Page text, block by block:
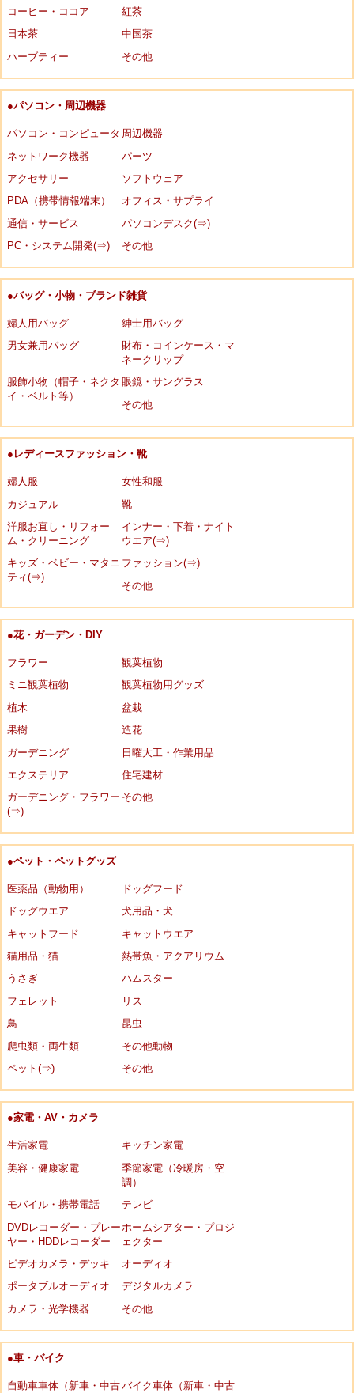
コーヒー・ココア
紅茶
日本茶
中国茶
ハーブティー
その他
●パソコン・周辺機器
パソコン・コンピュータ 周辺機器
ネットワーク機器
パーツ
アクセサリー
ソフトウェア
PDA（携帯情報端末）
オフィス・サプライ
通信・サービス
パソコンデスク(⇒)
PC・システム開発(⇒)
その他
●バッグ・小物・ブランド雑貨
婦人用バッグ
紳士用バッグ
男女兼用バッグ
財布・コインケース・マ
ネークリップ
服飾小物（帽子・ネクタ
イ・ベルト等）
眼鏡・サングラス
その他
●レディースファッション・靴
婦人服
女性和服
カジュアル
靴
洋服お直し・リフォー
ム・クリーニング
インナー・下着・ナイト
ウエア(⇒)
キッズ・ベビー・マタニ
ティ(⇒)
ファッション(⇒)
その他
●花・ガーデン・DIY
フラワー
観葉植物
ミニ観葉植物
観葉植物用グッズ
植木
盆栽
果樹
造花
ガーデニング
日曜大工・作業用品
エクステリア
住宅建材
ガーデニング・フラワー
(⇒)
その他
●ペット・ペットグッズ
医薬品（動物用）
ドッグフード
ドッグウエア
犬用品・犬
キャットフード
キャットウエア
猫用品・猫
熱帯魚・アクアリウム
うさぎ
ハムスター
フェレット
リス
鳥
昆虫
爬虫類・両生類
その他動物
ペット(⇒)
その他
●家電・AV・カメラ
生活家電
キッチン家電
美容・健康家電
季節家電（冷暖房・空
調）
モバイル・携帯電話
テレビ
DVDレコーダー・プレー
ヤー・HDDレコーダー
ホームシアター・プロジ
ェクター
ビデオカメラ・デッキ
オーディオ
ポータブルオーディオ
デジタルカメラ
カメラ・光学機器
その他
●車・バイク
自動車車体（新車・中古バイク車体（新車・中古